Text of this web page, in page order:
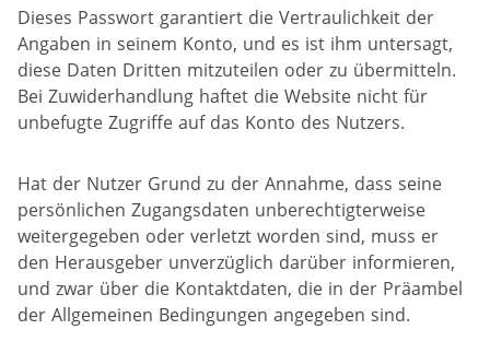
Dieses Passwort garantiert die Vertraulichkeit der
Angaben in seinem Konto, und es ist ihm untersagt,
diese Daten Dritten mitzuteilen oder zu übermitteln.
Bei Zuwiderhandlung haftet die Website nicht für
unbefugte Zugriffe auf das Konto des Nutzers.
Hat der Nutzer Grund zu der Annahme, dass seine
persönlichen Zugangsdaten unberechtigterweise
weitergegeben oder verletzt worden sind, muss er
den Herausgeber unverzüglich darüber informieren,
und zwar über die Kontaktdaten, die in der Präambel
der Allgemeinen Bedingungen angegeben sind.